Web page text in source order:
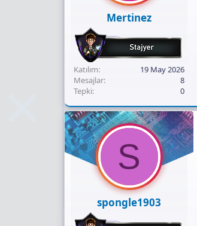
Mertinez
Katılım
19 May 2026
Mesajlar
8
Tepki
0
S
spongle1903